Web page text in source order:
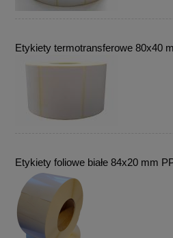
Etykiety termotransferowe 80x40
Etykiety foliowe białe 84x20 mm